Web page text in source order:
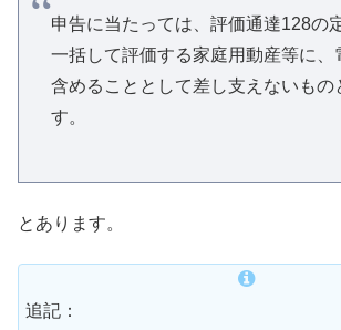
申告に当たっては、評価通達128の
一括して評価する家庭用動産等に、
含めることとして差し支えないもの
す。
とあります。
追記：